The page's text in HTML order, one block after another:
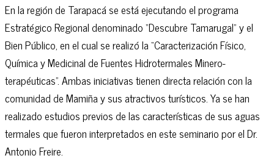
En la región de Tarapacá se está ejecutando el programa
Estratégico Regional denominado “Descubre Tamarugal” y el
Bien Público, en el cual se realizó la “Caracterización Físico,
Química y Medicinal de Fuentes Hidrotermales Minero-
terapéuticas”. Ambas iniciativas tienen directa relación con la
comunidad de Mamiña y sus atractivos turísticos. Ya se han
realizado estudios previos de las características de sus aguas
termales que fueron interpretados en este seminario por el Dr.
Antonio Freire.